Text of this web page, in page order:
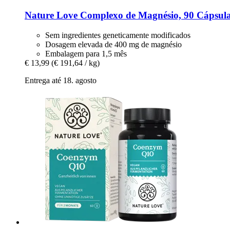
Nature Love Complexo de Magnésio, 90
Sem ingredientes geneticamente modificados
Dosagem elevada de 400 mg de magnésio
Embalagem para 1,5 mês
€ 13,99 (€ 191,64 / kg)
Entrega até 18. agosto